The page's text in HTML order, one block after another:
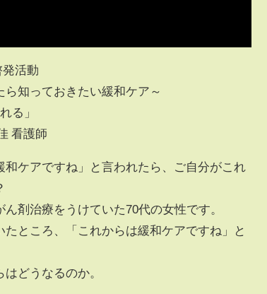
活動
知っておきたい緩和ケア～
る」
看護師
ケアですね」と言われたら、ご自分がこれ
剤治療をうけていた70代の女性です。
ところ、「これからは緩和ケアですね」と
どうなるのか。